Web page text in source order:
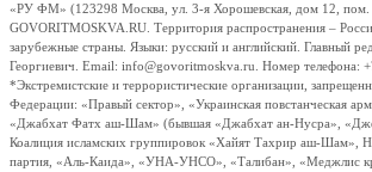
«РУ ФМ» (123298 Москва, ул. 3-я Хорошевская, дом 12, пом.
GOVORITMOSKVA.RU. Территория распространения –
зарубежные страны. Языки: русский и английский. Главный
Георгиевич. Email: info@govoritmoskva.ru. Номер телефона:
*Экстремистские и террористические организации,
Федерации: «Правый сектор», «Украинская повстанческая
«Джабхат Фатх аш-Шам» (бывшая «Джабхат ан-Нусра»,
Коалиция исламских группировок «Хайят Тахрир аш-Шам»,
партия, «Аль-Каида», «УНА-УНСО», «Талибан», «Меджлис